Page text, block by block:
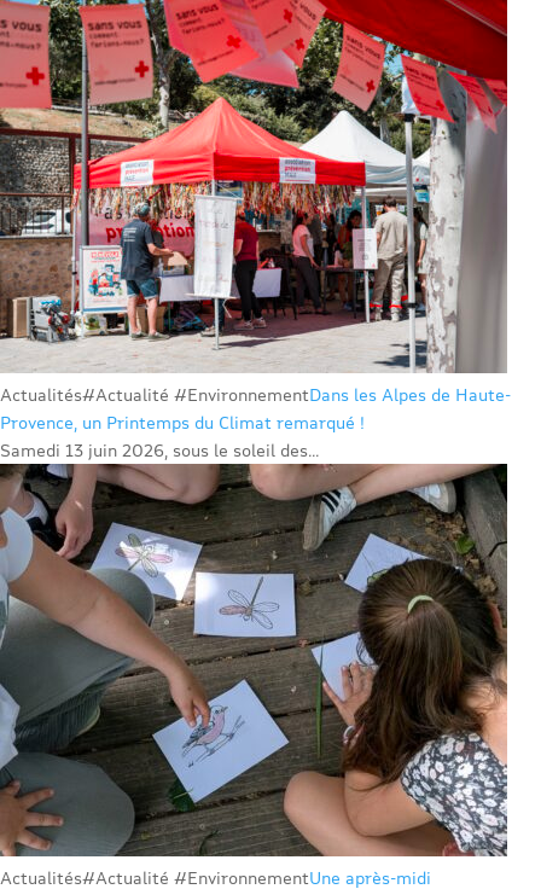
Actualités#Actualité #EnvironnementDans les Alpes de Haute-
Provence, un Printemps du Climat remarqué !
Samedi 13 juin 2026, sous le soleil des...
Actualités#Actualité #EnvironnementUne après-midi